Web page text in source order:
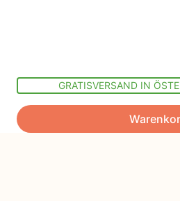
GRATISVERSAND IN